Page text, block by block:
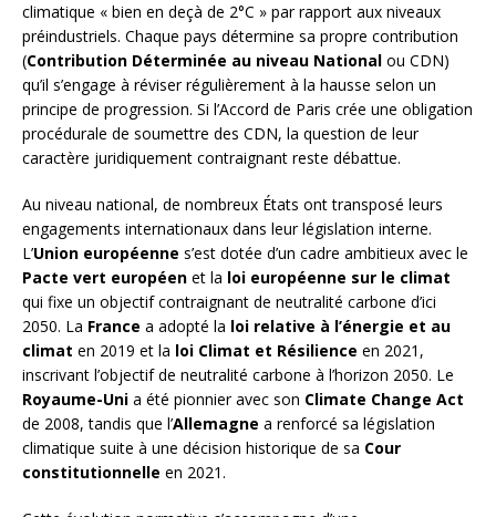
climatique « bien en deçà de 2°C » par rapport aux niveaux
préindustriels. Chaque pays détermine sa propre contribution
(Contribution Déterminée au niveau National ou CDN)
qu’il s’engage à réviser régulièrement à la hausse selon un
principe de progression. Si l’Accord de Paris crée une obligation
procédurale de soumettre des CDN, la question de leur
caractère juridiquement contraignant reste débattue.
Au niveau national, de nombreux États ont transposé leurs
engagements internationaux dans leur législation interne.
L’Union européenne s’est dotée d’un cadre ambitieux avec le
Pacte vert européen et la loi européenne sur le climat
qui fixe un objectif contraignant de neutralité carbone d’ici
2050. La France a adopté la loi relative à l’énergie et au
climat en 2019 et la loi Climat et Résilience en 2021,
inscrivant l’objectif de neutralité carbone à l’horizon 2050. Le
Royaume-Uni a été pionnier avec son Climate Change Act
de 2008, tandis que l’Allemagne a renforcé sa législation
climatique suite à une décision historique de sa Cour
constitutionnelle en 2021.